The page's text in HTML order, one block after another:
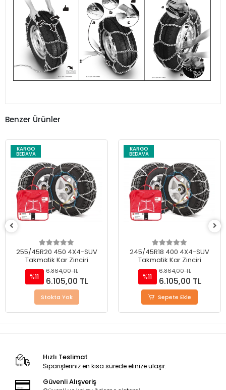
Benzer Ürünler
KARGO
BEDAVA
255/45R20 450 4X4-SUV
Takmatik Kar Zinciri
%11
6.864,00 TL
6.105,00 TL
Stokta Yok
KARGO
BEDAVA
245/45R18 400 4X4-SUV
Takmatik Kar Zinciri
%11
6.864,00 TL
6.105,00 TL
Sepete Ekle
Hızlı Teslimat
Siparişleriniz en kısa sürede elinize ulaşır.
Güvenli Alışveriş